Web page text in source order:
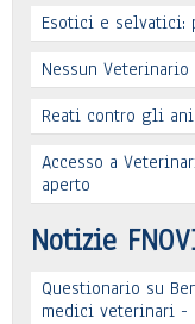
Esotici e selvatici:
Leggi tutto
Nessun
Leggi tutto
Reati contro gli
Leggi tutto
Accesso a
aperto
Leggi tutto
Notizie
Questionario su
medici veterinari -